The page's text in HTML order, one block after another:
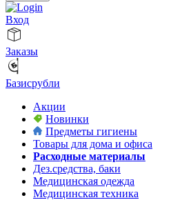
Вход
Заказы
Базисрубли
Акции
Новинки
Предметы гигиены
Товары для дома и офиса
Расходные материалы
Дез.средства, баки
Медицинская одежда
Медицинская техника